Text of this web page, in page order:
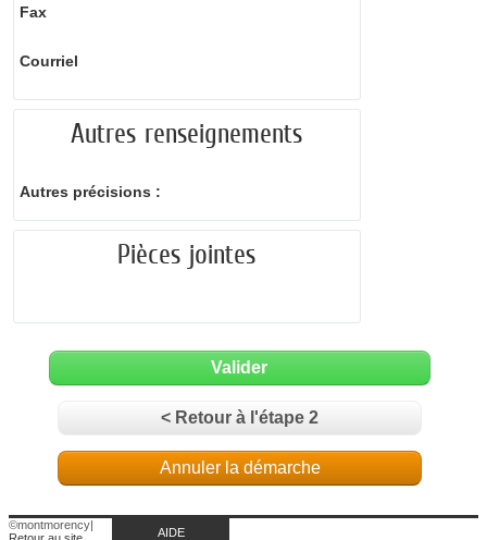
Fax
Courriel
Autres renseignements
Autres précisions :
Pièces jointes
Valider
< Retour à l'étape 2
Annuler la démarche
©montmorency|
AIDE